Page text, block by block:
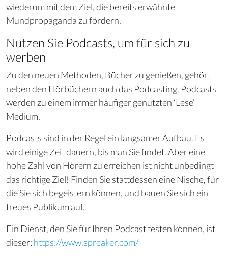
wiederum mit dem Ziel, die bereits erwähnte
Mundpropaganda zu fördern.
Nutzen Sie Podcasts, um für sich zu
werben
Zu den neuen Methoden, Bücher zu genießen, gehört
neben den Hörbüchern auch das Podcasting. Podcasts
werden zu einem immer häufiger genutzten ‘Lese’-
Medium.
Podcasts sind in der Regel ein langsamer Aufbau. Es
wird einige Zeit dauern, bis man Sie findet. Aber eine
hohe Zahl von Hörern zu erreichen ist nicht unbedingt
das richtige Ziel! Finden Sie stattdessen eine Nische, für
die Sie sich begeistern können, und bauen Sie sich ein
treues Publikum auf.
Ein Dienst, den Sie für Ihren Podcast testen können, ist
dieser: https://www.spreaker.com/